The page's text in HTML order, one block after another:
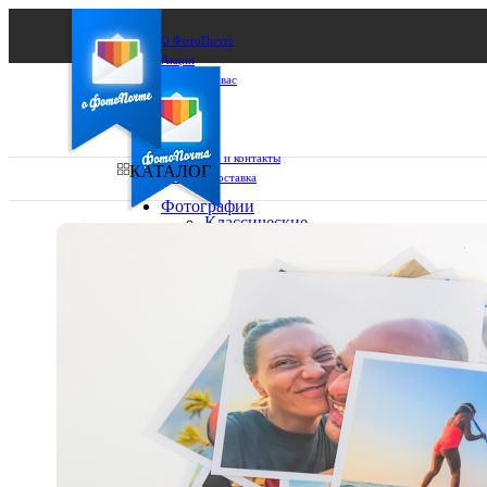
О ФотоПочте
Акции
Сделаем за вас
Бизнесу
FAQ
Франшиза
Поддержка и контакты
Оплата и доставка
Выберите из списка:
КАТАЛОГ
Фотографии
Классические
10х15
15х15
15х20
20х20
20х30
30х30
30х40
Фото
в